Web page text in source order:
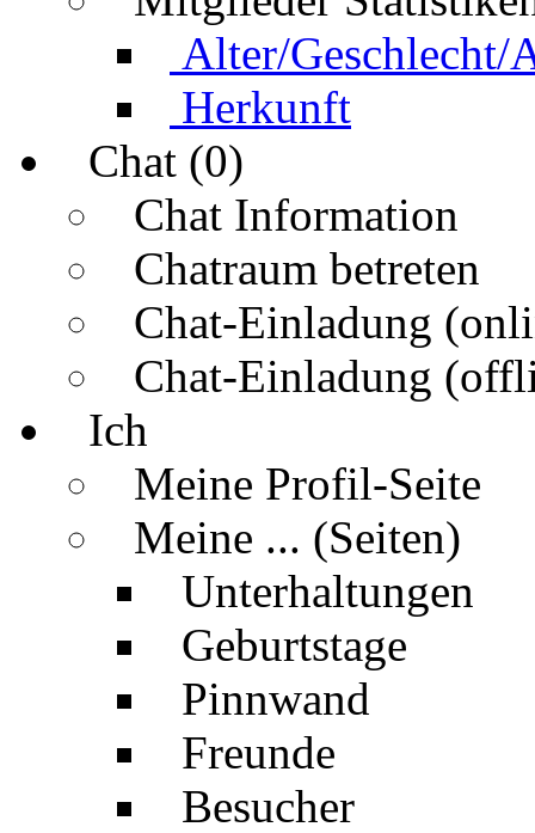
Alter/Geschlecht/
Herkunft
Chat (0)
Chat Information
Chatraum betreten
Chat-Einladung
Chat-Einladung
Ich
Meine Profil-Seite
Meine ... (Seiten)
Unterhaltungen
Geburtstage
Pinnwand
Freunde
Besucher